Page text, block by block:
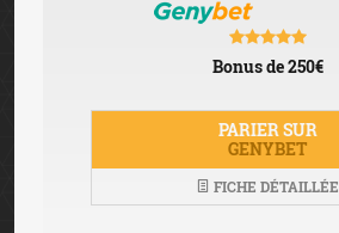
Bonus de 250€
PARIER SUR
GENYBET
FICHE DÉTAILLÉE